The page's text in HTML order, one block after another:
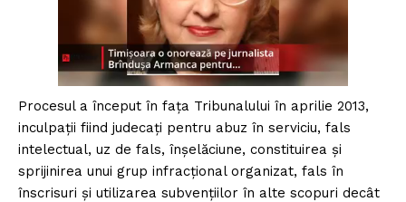
Procesul a început în fața Tribunalului în aprilie 2013,
inculpații fiind judecați pentru abuz în serviciu, fals
intelectual, uz de fals, înșelăciune, constituirea și
sprijinirea unui grup infracțional organizat, fals în
înscrisuri și utilizarea subvențiilor în alte scopuri decât